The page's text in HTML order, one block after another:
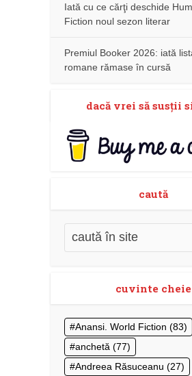
Iată cu ce cărţi deschide
Fiction noul sezon literar
Premiul Booker 2026: iată
romane rămase în cursă
dacă vrei să susţii
caută
cuvinte cheie
Anansi. World Fiction (83)
anchetă (77)
Andreea Răsuceanu (27)